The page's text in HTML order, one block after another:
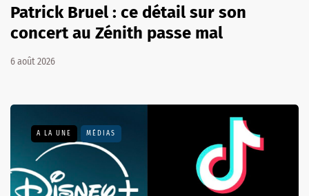
Patrick Bruel : ce détail sur son
concert au Zénith passe mal
6 août 2026
A LA UNE MÉDIAS